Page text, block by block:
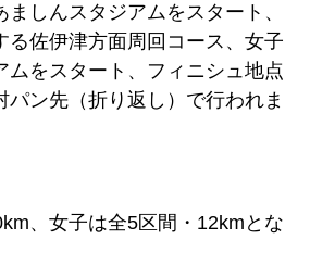
しんスタジアムをスタート、
る佐伊津方面周回コース、女子
ムをスタート、フィニシュ地点
パン先（折り返し）で行われま
、女子は全5区間・12kmとな